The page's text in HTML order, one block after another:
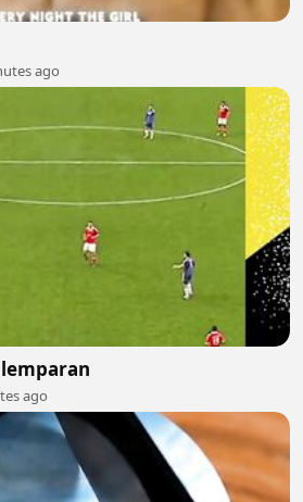
ago
ago